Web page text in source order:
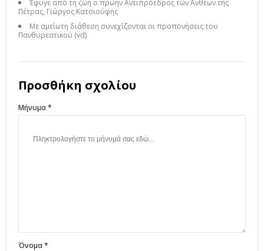
Έφυγε από τη ζωή ο πρώην Αντιπρόεδρος των Άνθεων της
Πέτρας, Γιώργος Κατσιούφης
Με αμείωτη διάθεση συνεχίζονται οι προπονήσεις του
Πανθυρεατικού (vd)
Προσθήκη σχολίου
Μήνυμα *
Όνομα *